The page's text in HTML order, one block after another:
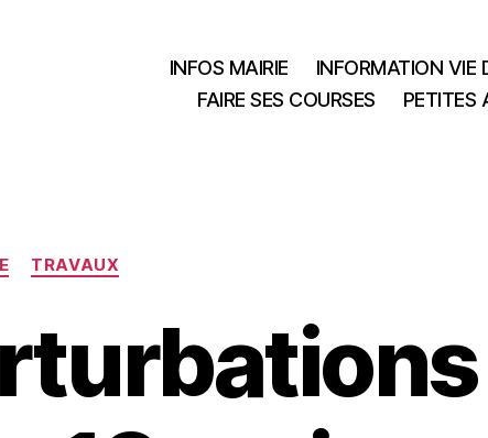
INFOS MAIRIE
INFORMATION VIE
FAIRE SES COURSES
PETITES
Catégories
TRAVAUX